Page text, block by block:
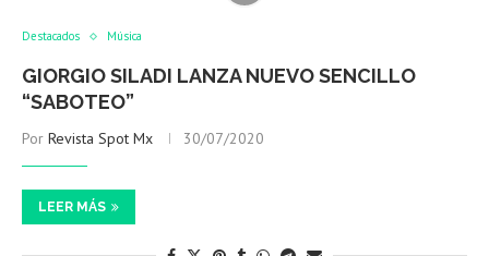
Destacados Música
GIORGIO SILADI LANZA NUEVO SENCILLO
“SABOTEO”
Por Revista Spot Mx 30/07/2020
LEER MÁS